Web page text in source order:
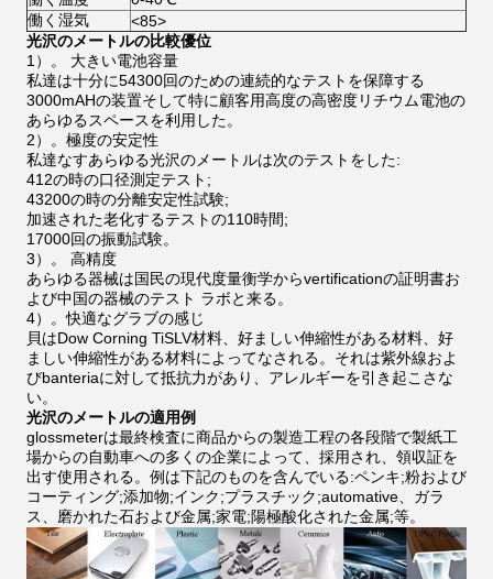
働く湿気
<85>
光沢のメートルの比較優位
1）。 大きい電池容量
私達は十分に54300回のための連続的なテストを保障する
3000mAHの装置そして特に顧客用高度の高密度リチウム電池の
あらゆるスペースを利用した。
2）。極度の安定性
私達なすあらゆる光沢のメートルは次のテストをした:
412の時の口径測定テスト;
43200の時の分離安定性試験;
加速された老化するテストの110時間;
17000回の振動試験。
3）。 高精度
あらゆる器械は国民の現代度量衡学からvertificationの証明書お
よび中国の器械のテスト ラボと来る。
4）。快適なグラブの感じ
貝はDow Corning TiSLV材料、好ましい伸縮性がある材料、好
ましい伸縮性がある材料によってなされる。それは紫外線およ
びbanteriaに対して抵抗力があり、アレルギーを引き起こさな
い。
光沢のメートルの適用例
glossmeterは最終検査に商品からの製造工程の各段階で製紙工
場からの自動車への多くの企業によって、採用され、領収証を
出す使用される。例は下記のものを含んでいる:ペンキ;粉および
コーティング;添加物;インク;プラスチック;automative、ガラ
ス、磨かれた石および金属;家電;陽極酸化された金属;等。